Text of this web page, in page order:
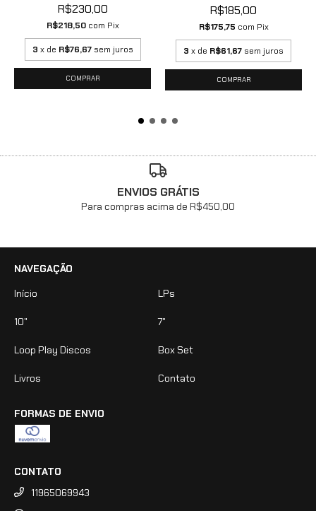
R$230,00
R$218,50 com Pix
3 x de R$76,67 sem juros
R$185,00
R$175,75 com Pix
3 x de R$61,67 sem juros
ENVIOS GRÁTIS
Para compras acima de R$450,00
NAVEGAÇÃO
Início
LPs
10" 7"
Loop Play Discos Box Set
Livros Contato
FORMAS DE ENVIO
CONTATO
11965069943